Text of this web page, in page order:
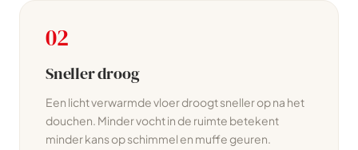
02
Sneller droog
Een licht verwarmde vloer droogt sneller op na het
douchen. Minder vocht in de ruimte betekent
minder kans op schimmel en muffe geuren.